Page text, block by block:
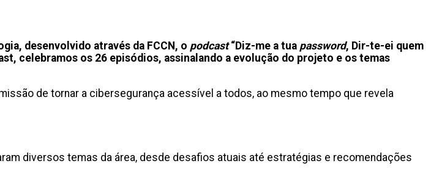
desenvolvido através da FCCN, o podcast“Diz-me a tua password, Dir-te-ei quem
celebramos os 26 episódios, assinalando a evolução do projeto e os temas
de tornar a cibersegurança acessível a todos, ao mesmo tempo que revela
diversos temas da área, desde desafios atuais até estratégias e recomendações